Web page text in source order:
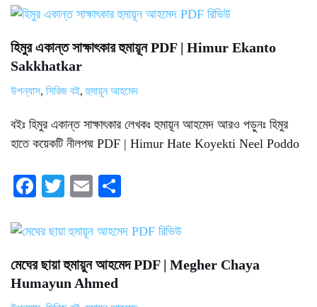
bo
ok
tte ail re
হিমুর একান্ত সাক্ষাৎকার হুমায়ূন PDF | Himur Ekanto
Sakkhatkar
উপন্যাস, সিরিজ বই,হুমায়ূন আহমেদ
বইঃ হিমুর একান্ত সাক্ষাৎকার লেখকঃ হুমায়ূন আহমেদ আরও পড়ুনঃ হিমুর
হাতে কয়েকটি নীলপদ্ম PDF | Himur Hate Koyekti Neel Poddo
Fa
bo
ok
T
tte
E
ail re
মেঘের ছায়া হুমায়ুন আহমেদ PDF | Megher Chaya
Humayun Ahmed